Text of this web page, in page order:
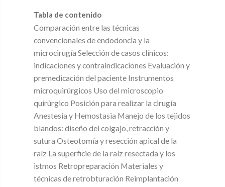
Tabla de contenido
Comparación entre las técnicas
convencionales de endodoncia y la
microcirugía Selección de casos clínicos:
indicaciones y contraindicaciones Evaluación y
premedicación del paciente Instrumentos
microquirúrgicos Uso del microscopio
quirúrgico Posición para realizar la cirugía
Anestesia y Hemostasia Manejo de los tejidos
blandos: diseño del colgajo, retracción y
sutura Osteotomía y resección apical de la
raíz La superficie de la raíz resectada y los
istmos Retropreparación Materiales y
técnicas de retrobturación Reimplantación